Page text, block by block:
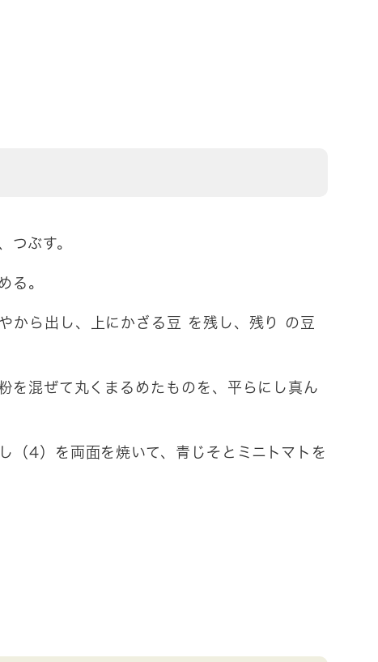
つぶす。
る。
から出し、上にかざる豆 を残し、残り の豆
を混ぜて丸くまるめたものを、平らにし真ん
（4）を両面を焼いて、青じそとミニトマトを